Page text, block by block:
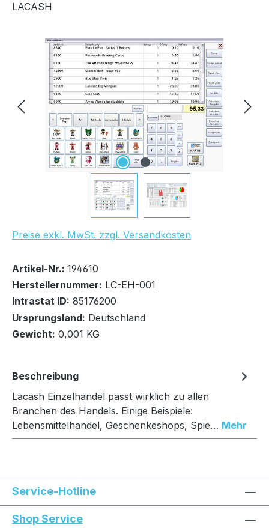
LACASH
Bildergalerie überspringen
Preise exkl. MwSt. zzgl. Versandkosten
Bestand:0x
Nicht Lagernd
Artikel-Nr.: 194610
Herstellernummer: LC-EH-001
Intrastat ID: 85176200
Ursprungsland: Deutschland
Gewicht: 0,001 KG
Beschreibung
Lacash Einzelhandel passt wirklich zu allen
Branchen des Handels. Einige Beispiele:
Lebensmittelhandel, Geschenkeshops, Spie… Mehr
Service-Hotline
Shop Service